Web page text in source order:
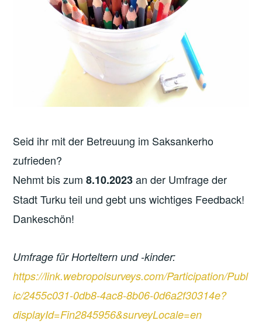
Seid ihr mit der Betreuung im Saksankerho
zufrieden?
Nehmt bis zum8.10.2023an der Umfrage der
Stadt Turku teil und gebt uns wichtiges Feedback!
Dankeschön!
Umfrage für Horteltern und -kinder:
https://link.webropolsurveys.com/Participation/Publ
ic/2455c031-0db8-4ac8-8b06-0d6a2f30314e?
displayId=Fin2845956&surveyLocale=en